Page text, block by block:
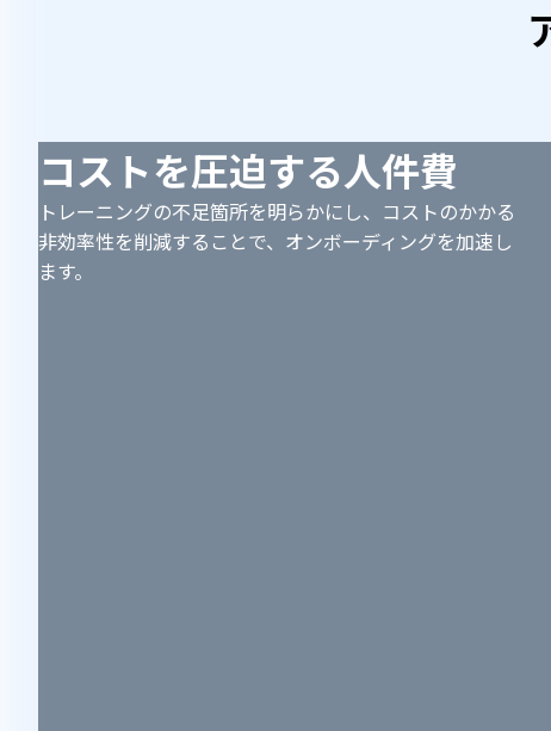
コストを圧迫する人件費
トレーニングの不足箇所を明らかにし、コストのかかる
非効率性を削減することで、オンボーディングを加速し
ます。